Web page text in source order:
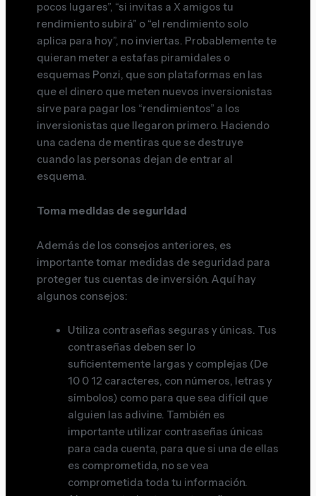
pocos lugares”, “si invitas a X amigos tu
rendimiento subirá” o “el rendimiento solo
aplica para hoy”, no inviertas. Probablemente te
quieran meter a estafas piramidales o
esquemas Ponzi, que son plataformas en las
que el dinero que meten nuevos inversionistas
sirve para pagar los “rendimientos” a los
inversionistas que llegaron primero. Haciendo
una cadena de mentiras que se destruye
cuando las personas dejan de entrar al
esquema.
Toma medidas de seguridad
Además de los consejos anteriores, es
importante tomar medidas de seguridad para
proteger tus cuentas de inversión. Aquí hay
algunos consejos:
Utiliza contraseñas seguras y únicas. Tus
contraseñas deben ser lo
suficientemente largas y complejas (De
10 0 12 caracteres, con números, letras y
símbolos) como para que sea difícil que
alguien las adivine. También es
importante utilizar contraseñas únicas
para cada cuenta, para que si una de ellas
es comprometida, no se vea
comprometida toda tu información.